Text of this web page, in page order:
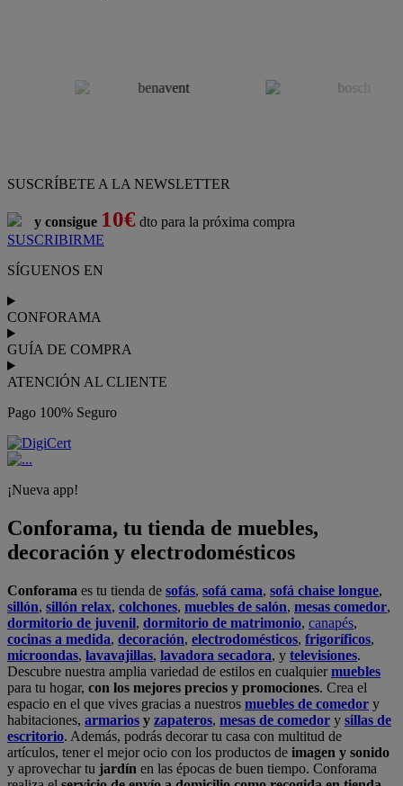
SUSCRÍBETE A LA NEWSLETTER
y consigue 10€ dto para la próxima compra
SUSCRIBIRME
SÍGUENOS EN
CONFORAMA
GUÍA DE COMPRA
ATENCIÓN AL CLIENTE
Pago 100% Seguro
¡Nueva app!
Conforama, tu tienda de muebles,
decoración y electrodomésticos
Conforama es tu tienda de sofás, sofá cama, sofá chaise longue,
sillón, sillón relax, colchones, muebles de salón, mesas comedor,
dormitorio de juvenil, dormitorio de matrimonio, canapés,
cocinas a medida, decoración, electrodomésticos, frigoríficos,
microondas, lavavajillas, lavadora secadora, y televisiones.
Descubre nuestra amplia variedad de estilos en cualquiermuebles
para tu hogar, con los mejores precios y promociones. Crea el
espacio en el que vives gracias a nuestros muebles de comedor y
habitaciones, armarios y zapateros, mesas de comedor y sillas de
escritorio. Además, podrás decorar tu casa con multitud de
artículos, tener el mejor ocio con los productos de imagen y sonido
y aprovechar tu jardín en las épocas de buen tiempo. Conforama